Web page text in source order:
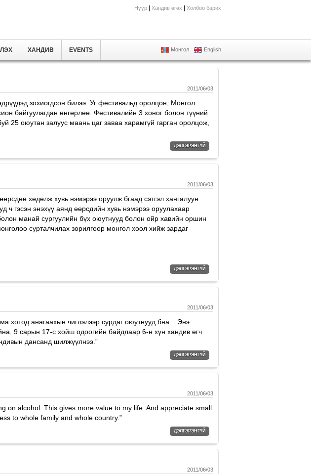
Монгол English
Нүүр Хандив өгөх Холбоо барих
ХАНДИВ EVENTS
2011/06/03
зохиогдсон билээ. Уг фестивальд оролцон, Монгол
байгуулагдан өнгөрлөө. Фестивалийн 3 хоног болон түүний
25 оюутан залуус маань цаг заваа харамгүй гарган оролцож,
ДЭЛГЭРЭНГҮЙ
2011/06/03
хөдөлж хувь нэмэрээ оруулж бгаад сэтгэл хангалуун
гэсэн энэхүү аянд өөрсдийн хувь нэмэрээ оруулахаар
манай сургуулийн бүх оюутнууд болон ойр хавийн оршин
сурталчилах зорилгоор монгол хоол хийж зардаг
ДЭЛГЭРЭНГҮЙ
2011/06/03
xотод анагааxын чиглэлээр сурдаг оюутнууд бна. Энэ
9 сарын 17-с xойш одоогийн байдлаар 6-н xүн xандив өгч
дансанд шилжүүлнээ.”
ДЭЛГЭРЭНГҮЙ
2011/06/03
on alcohol. This gives more value to my life. And appreciate small
to whole family and whole country.”
ДЭЛГЭРЭНГҮЙ
2011/06/03